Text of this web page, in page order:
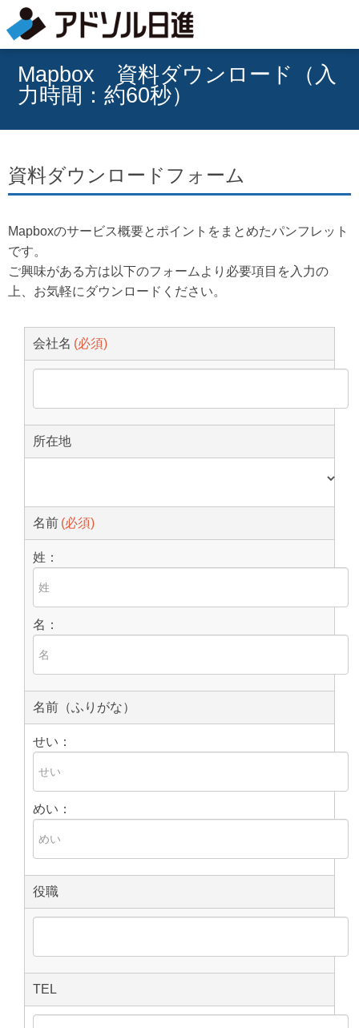
Mapbox 資料ダウンロード（入
力時間：約60秒）
資料ダウンロードフォーム
Mapboxのサービス概要とポイントをまとめたパンフレット
です。
ご興味がある方は以下のフォームより必要項目を入力の
上、お気軽にダウンロードください。
会社名
所在地
名前
姓：
名：
名前（ふりがな）
せい：
めい：
役職
TEL